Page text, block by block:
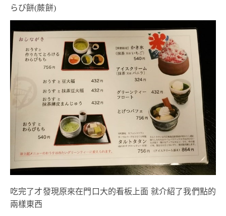
らび餅(蕨餅)
吃完了才發現原來在門口大的看板上面 就介紹了我們點的
兩樣東西